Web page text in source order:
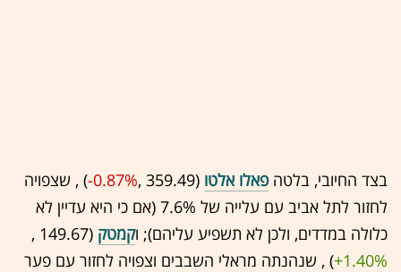
בצד החיובי, בלטהפאלו אלטו (359.49 ,‎
-0.87%‏) , שצפויה
לחזור לתל אביב עם עלייה של 7.6% (אם כי היא עדיין לא
כלולה במדדים, ולכן לא תשפיע עליהם); וקמטק (149.67 ,‎
+1.40%‏) , שנהנתה מראלי השבבים וצפויה לחזור עם פער